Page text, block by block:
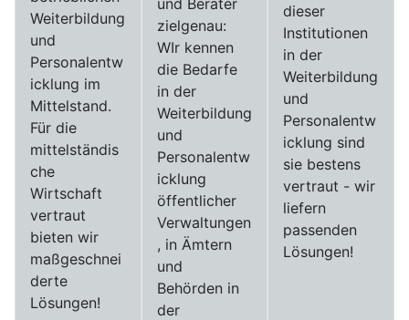
Weiterbildung
und
Personalentw
icklung im
Mittelstand.
Für die
mittelständis
che
Wirtschaft
vertraut
bieten wir
maßgeschnei
derte
Lösungen!
und Berater
zielgenau:
WIr kennen
die Bedarfe
in der
Weiterbildung
und
Personalentw
icklung
öffentlicher
Verwaltungen
, in Ämtern
und
Behörden in
der
dieser
Institutionen
in der
Weiterbildung
und
Personalentw
icklung sind
sie bestens
vertraut - wir
liefern
passenden
Lösungen!